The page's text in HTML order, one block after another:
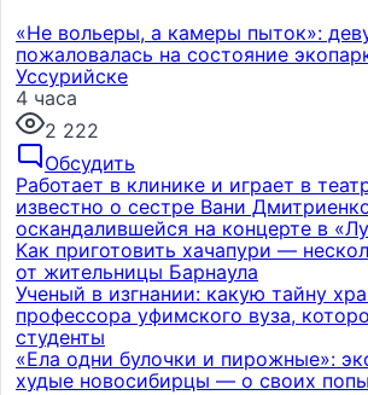
«Не вольеры, а камеры пыток»:
пожаловалась на состояние
Уссурийске
4 часа
2 222
Обсудить
Работает в клинике и играет в
известно о сестре Вани
оскандалившейся на концерте в
Как приготовить хачапури —
от жительницы Барнаула
Ученый в изгнании: какую тайну
профессора уфимского вуза,
студенты
«Ела одни булочки и пирожные»:
худые новосибирцы — о своих